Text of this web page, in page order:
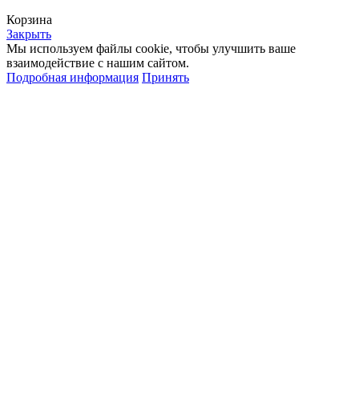
Корзина
Закрыть
Мы используем файлы cookie, чтобы улучшить ваше
взаимодействие с нашим сайтом.
Подробная информация Принять